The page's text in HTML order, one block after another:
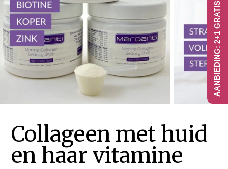
Collageen met huid
en haar vitamine
AANBIEDING: 2+1 GRATIS